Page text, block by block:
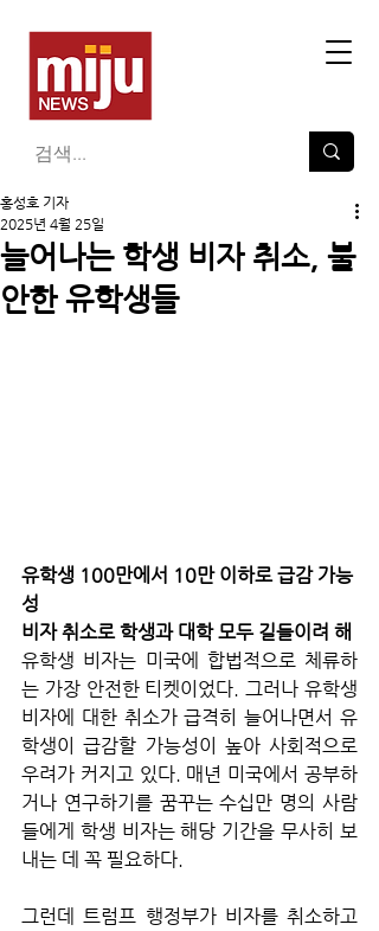
늘어나는 학생 비자 취소, 불
안한 유학생들
홍성호 기자
2025년 4월 25일
유학생 100만에서 10만 이하로 급감 가능
성
비자 취소로 학생과 대학 모두 길들이려 해
유학생 비자는 미국에 합법적으로 체류하
는 가장 안전한 티켓이었다. 그러나 유학생
비자에 대한 취소가 급격히 늘어나면서 유
학생이 급감할 가능성이 높아 사회적으로
우려가 커지고 있다. 매년 미국에서 공부하
거나 연구하기를 꿈꾸는 수십만 명의 사람
들에게 학생 비자는 해당 기간을 무사히 보
내는 데 꼭 필요하다.
그런데 트럼프 행정부가 비자를 취소하고